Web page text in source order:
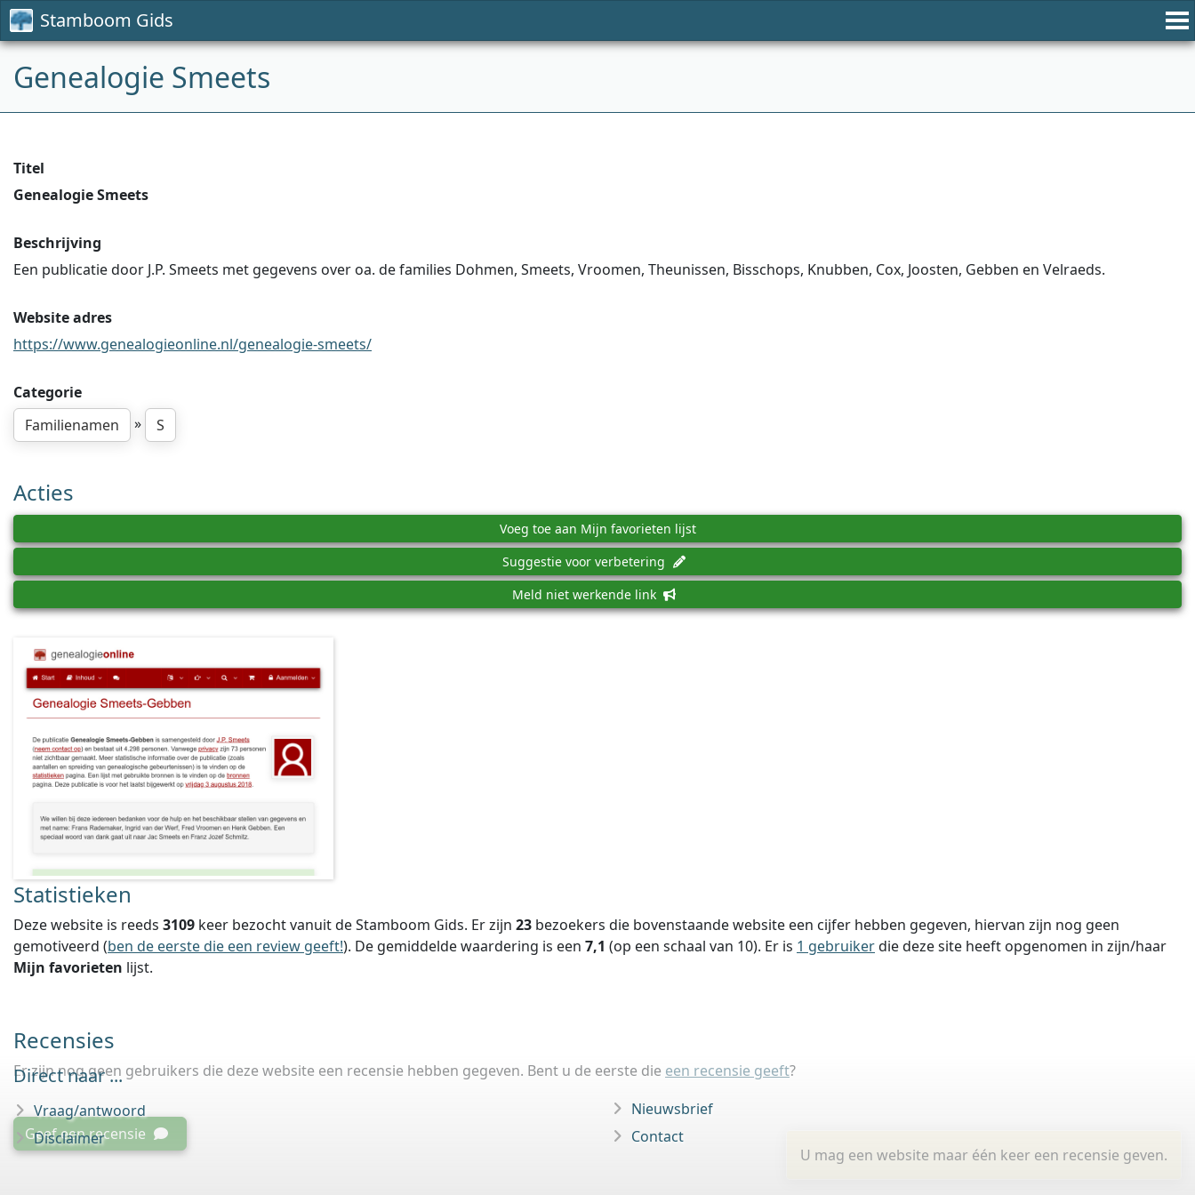
Stamboom Gids
Genealogie Smeets
Titel
Genealogie Smeets
Beschrijving
Een publicatie door J.P. Smeets met gegevens over oa. de families Dohmen, Smeets, Vroomen, Theunissen, Bisschops, Knubben, Cox, Joosten, Gebben en Velraeds.
Website adres
https://www.genealogieonline.nl/genealogie-smeets/
Categorie
Familienamen
» S
Acties
Voeg toe aan Mijn favorieten lijst
Suggestie voor verbetering
Meld niet werkende link
Statistieken
Deze website is reeds 3109 keer bezocht vanuit de Stamboom Gids. Er zijn 23 bezoekers die bovenstaande website een cijfer hebben gegeven, hiervan zijn nog geen
gemotiveerd (ben de eerste die een review geeft!). De gemiddelde waardering is een 7,1 (op een schaal van 10). Er is 1 gebruikerdie deze site heeft opgenomen in zijn/haar
Mijn favorieten lijst.
Recensies
Er zijn nog geen gebruikers die deze website een recensie hebben gegeven. Bent u de eerste die een recensie geeft?
U mag een website maar één keer een recensie geven.
Geef een recensie
Direct naar ...
Vraag/antwoord
Disclaimer
Nieuwsbrief
Contact